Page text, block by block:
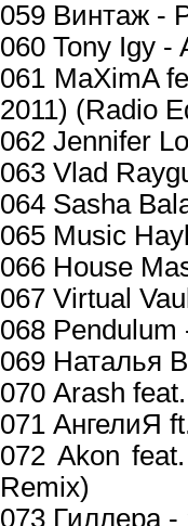
059 Винтаж -
060 Tony Igy -
061 MaXimA
2011) (Radio
062 Jennifer
063 Vlad
064 Sasha
065 Music
066 House
067 Virtual
068
069 Наталья
070 Arash
071 АнгелиЯ
072 Akon
Remix)
073 Гиллера